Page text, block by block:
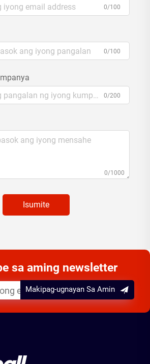
0/100
0/100
0/200
0/1000
Isumite
sa aming newsletter
Makipag-ugnayan Sa Amin